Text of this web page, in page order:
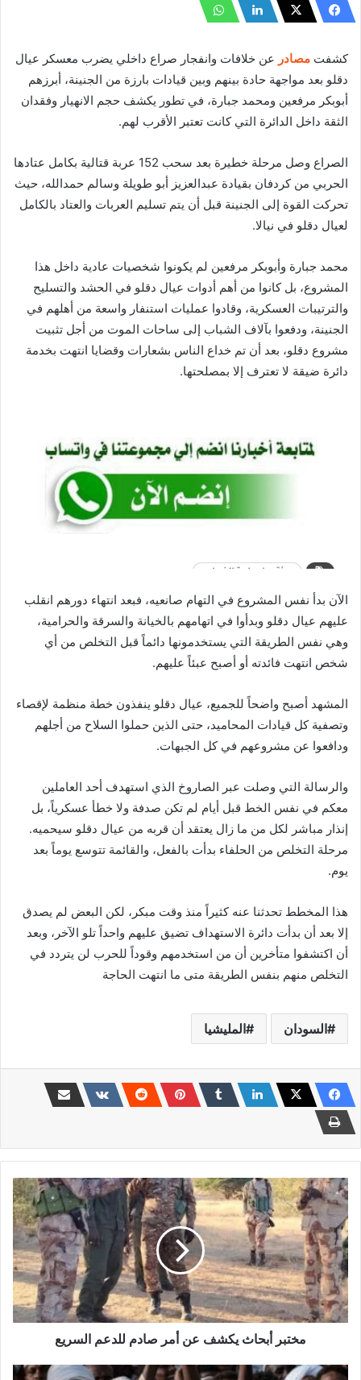
كشفت مصادر عن خلافات وانفجار صراع داخلي يضرب معسكر عيال
دقلو بعد مواجهة حادة بينهم وبين قيادات بارزة من الجنينة، أبرزهم
أبوبكر مرفعين ومحمد جبارة، في تطور يكشف حجم الانهيار وفقدان
الثقة داخل الدائرة التي كانت تعتبر الأقرب لهم.
الصراع وصل مرحلة خطيرة بعد سحب 152 عربة قتالية بكامل عتادها
الحربي من كردفان بقيادة عبدالعزيز أبو طويلة وسالم حمدالله، حيث
تحركت القوة إلى الجنينة قبل أن يتم تسليم العربات والعتاد بالكامل
لعيال دقلو في نيالا.
محمد جبارة وأبوبكر مرفعين لم يكونوا شخصيات عادية داخل هذا
المشروع، بل كانوا من أهم أدوات عيال دقلو في الحشد والتسليح
والترتيبات العسكرية، وقادوا عمليات استنفار واسعة من أهلهم في
الجنينة، ودفعوا بآلاف الشباب إلى ساحات الموت من أجل تثبيت
مشروع دقلو، بعد أن تم خداع الناس بشعارات وقضايا انتهت بخدمة
دائرة ضيقة لا تعترف إلا بمصلحتها.
الآن بدأ نفس المشروع في التهام صانعيه، فبعد انتهاء دورهم انقلب
عليهم عيال دقلو وبدأوا في اتهامهم بالخيانة والسرقة والحرامية،
وهي نفس الطريقة التي يستخدمونها دائماً قبل التخلص من أي
شخص انتهت فائدته أو أصبح عبئاً عليهم.
المشهد أصبح واضحاً للجميع، عيال دقلو ينفذون خطة منظمة لإقصاء
وتصفية كل قيادات المحاميد، حتى الذين حملوا السلاح من أجلهم
ودافعوا عن مشروعهم في كل الجبهات.
والرسالة التي وصلت عبر الصاروخ الذي استهدف أحد العاملين
معكم في نفس الخط قبل أيام لم تكن صدفة ولا خطأ عسكرياً، بل
إنذار مباشر لكل من ما زال يعتقد أن قربه من عيال دقلو سيحميه.
مرحلة التخلص من الحلفاء بدأت بالفعل، والقائمة تتوسع يوماً بعد
يوم.
هذا المخطط تحدثنا عنه كثيراً منذ وقت مبكر، لكن البعض لم يصدق
إلا بعد أن بدأت دائرة الاستهداف تضيق عليهم واحداً تلو الآخر، وبعد
أن اكتشفوا متأخرين أن من استخدمهم وقوداً للحرب لن يتردد في
التخلص منهم بنفس الطريقة متى ما انتهت الحاجة
السودان المليشيا
مختبر
أبحاث
يكشف
عن
أمر
صادم
للدعم
السريع
مختبر أبحاث يكشف عن أمر صادم للدعم السريع
نجاة